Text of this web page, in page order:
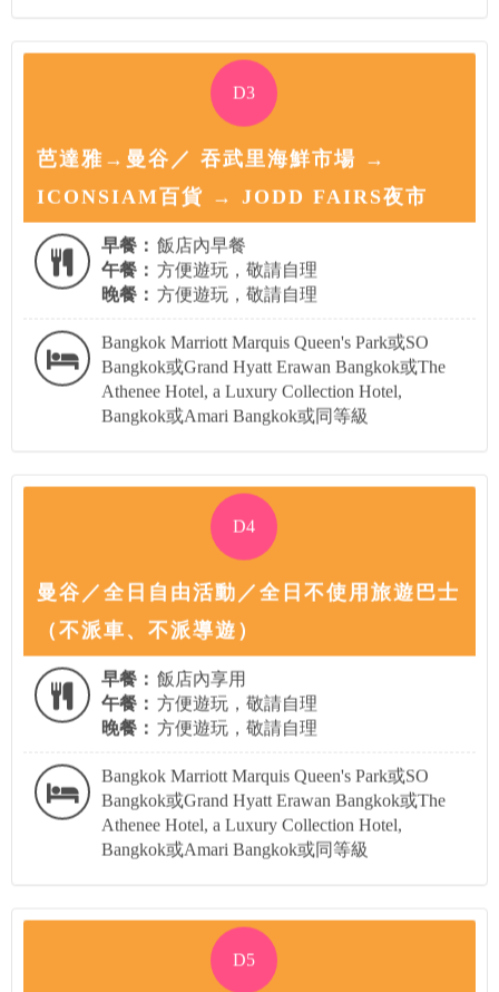
D3
芭達雅→曼谷／ 吞武里海鮮市場 →
ICONSIAM百貨 → JODD FAIRS夜市
早餐： 飯店內早餐
午餐： 方便遊玩，敬請自理
晚餐： 方便遊玩，敬請自理
Bangkok Marriott Marquis Queen's Park或SO
Bangkok或Grand Hyatt Erawan Bangkok或The
Athenee Hotel, a Luxury Collection Hotel,
Bangkok或Amari Bangkok或同等級
D4
曼谷／全日自由活動／全日不使用旅遊巴士
（不派車、不派導遊）
早餐： 飯店內享用
午餐： 方便遊玩，敬請自理
晚餐： 方便遊玩，敬請自理
Bangkok Marriott Marquis Queen's Park或SO
Bangkok或Grand Hyatt Erawan Bangkok或The
Athenee Hotel, a Luxury Collection Hotel,
Bangkok或Amari Bangkok或同等級
D5